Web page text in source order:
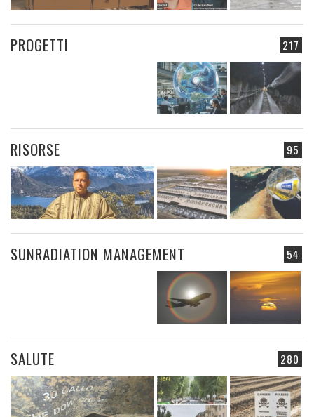
217
PROGETTI
95
RISORSE
54
SUNRADIATION MANAGEMENT
280
SALUTE